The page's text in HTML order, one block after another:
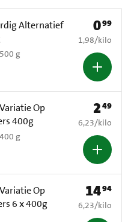
Alternatief
g
Prijs:
099
€ 1,98 per
1,98/kilo
Op
400g
g
Prijs:
249
€ 6,23 per
6,23/kilo
Op
6 x 400g
Prijs: €
1494
€ 6,23 per
6,23/kilo